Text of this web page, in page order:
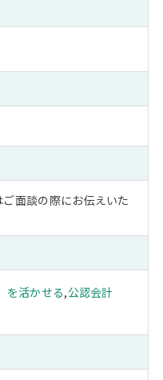
面談の際にお伝えいた
を活かせる,公認会計